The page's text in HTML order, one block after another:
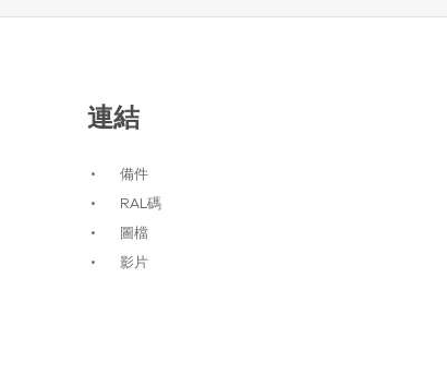
連結
備件
RAL碼
圖檔
影片